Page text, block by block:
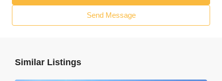
Send Message
Similar Listings